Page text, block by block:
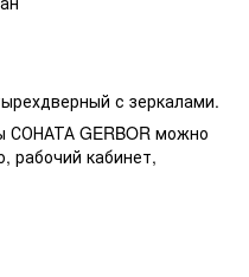
с зеркалами.
СОНАТА GERBOR можно
рабочий кабинет,